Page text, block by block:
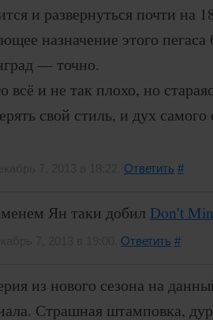
и развернуться почти на
назначение этого
— точно.
всё и не так плохо, но
свой стиль, и дух
Ответить #
Ян таки добил Don't
Ответить #
из нового сезона на
Страшная штамповка,